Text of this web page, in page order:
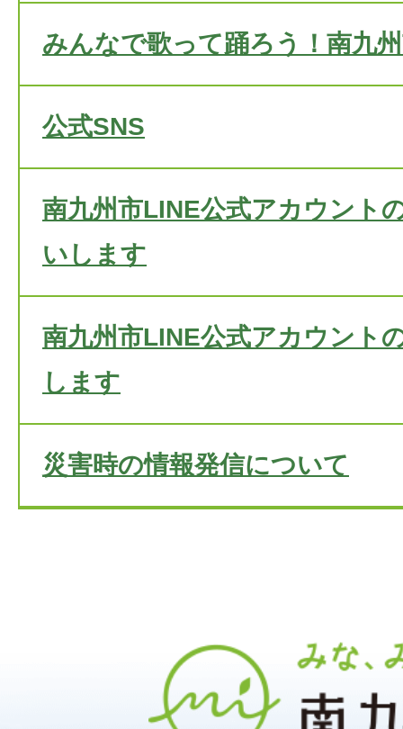
みんなで歌って踊ろう！南九
公式SNS
南九州市LINE公式アカウント
いします
南九州市LINE公式アカウント
します
災害時の情報発信について